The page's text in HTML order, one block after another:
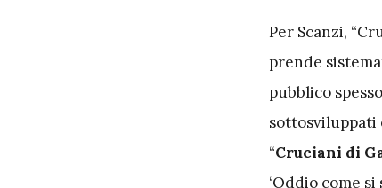
Per Scanzi,
prende
pubblico
sottosviluppati
“Cruciani di
‘Oddio come si